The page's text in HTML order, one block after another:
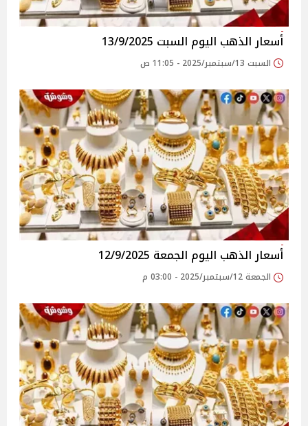
أسعار الذهب اليوم السبت 13/9/2025
السبت 13/سبتمبر/2025 - 11:05 ص
أسعار الذهب اليوم الجمعة 12/9/2025
الجمعة 12/سبتمبر/2025 - 03:00 م